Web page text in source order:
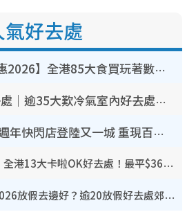
好去處
【8月生日優惠2026】全港85大食買玩著數攻略 自助餐/火鍋放題同行免費＋誠品/DONKI送現金券
香港室內好去處｜逾35大歎冷氣室內好去處推介 室內活動免費避雨無懼落雨
小熊維尼100週年快閃店登陸又一城 重現百畝森林經典場景／獨家限定盲盒登場／專屬DIY香水
唱K推介2026︱全港13大卡啦OK好去處！最平$36起 日文K都有！(附地址+收費詳情)
假日好去處｜2026放假去邊好？逾20放假好去處郊外/秘景 休閒半日或一日遊